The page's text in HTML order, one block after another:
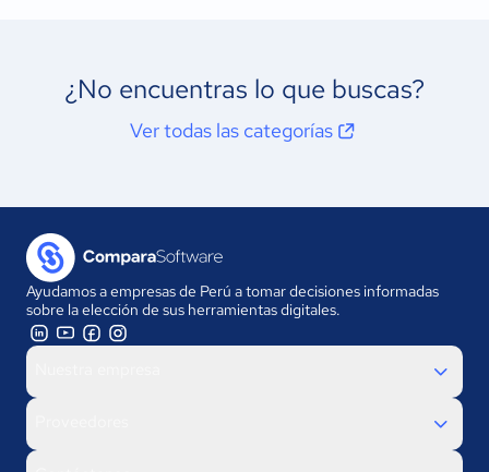
¿No encuentras lo que buscas?
Ver todas las categorías
Ayudamos a empresas de Perú a tomar decisiones informadas
sobre la elección de sus herramientas digitales.